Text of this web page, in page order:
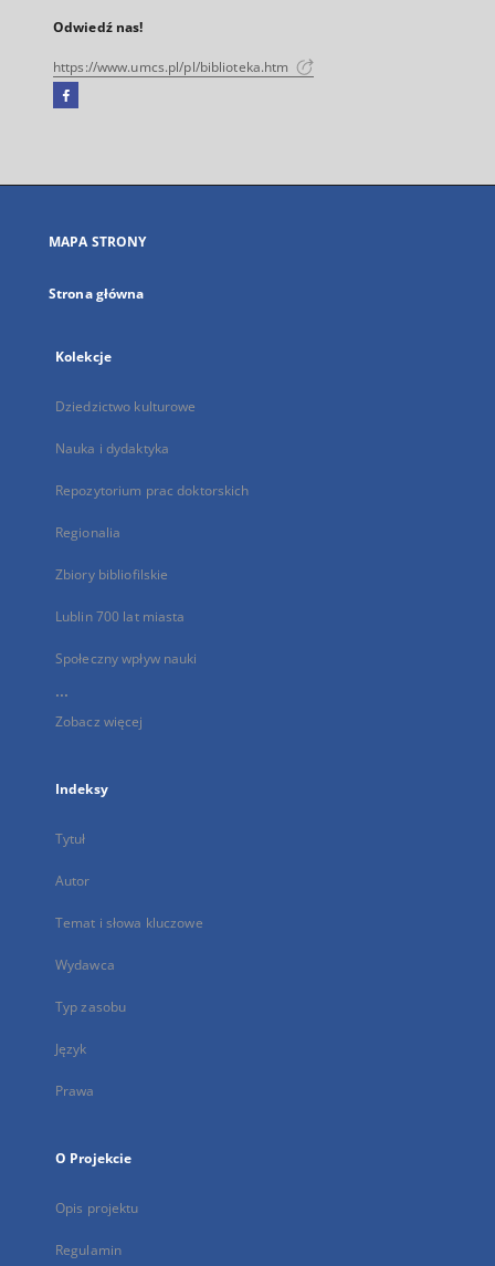
Odwiedź nas!
https://www.umcs.pl/pl/biblioteka.htm
Facebook
się
karcie
MAPA STRONY
Strona główna
Kolekcje
Dziedzictwo kulturowe
Nauka i dydaktyka
Repozytorium prac doktorskich
Regionalia
Zbiory bibliofilskie
Lublin 700 lat miasta
Społeczny wpływ nauki
...
Zobacz więcej
Indeksy
Tytuł
Autor
Temat i słowa kluczowe
Wydawca
Typ zasobu
Język
Prawa
O Projekcie
Opis projektu
Regulamin